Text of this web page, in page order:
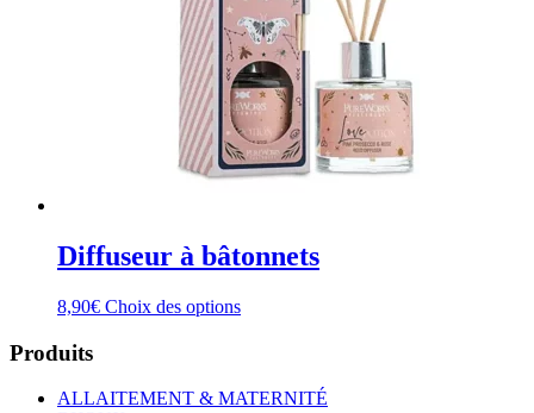
Diffuseur à bâtonnets
8,90€ Choix des optionsCe
variations.
Produits
ALLAITEMENT & MATERNITÉ